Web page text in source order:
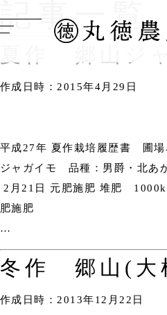
記事一覧
作成日時：2015年4月29日
平成27年 夏作栽培履歴書 圃
ジャガイモ 品種：男爵・北あ
2月21日 元肥施肥 堆肥
肥施肥
…
冬作 郷山(大
作成日時：2013年12月22日